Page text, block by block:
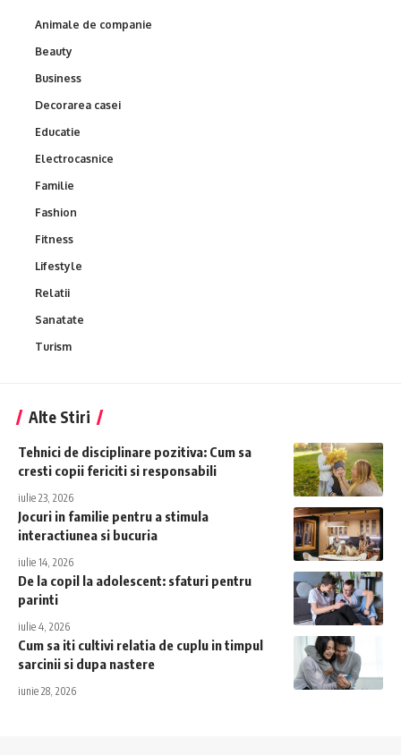
Animale de companie
Beauty
Business
Decorarea casei
Educatie
Electrocasnice
Familie
Fashion
Fitness
Lifestyle
Relatii
Sanatate
Turism
Alte Stiri
Tehnici de disciplinare pozitiva: Cum sa
cresti copii fericiti si responsabili
iulie 23, 2026
Jocuri in familie pentru a stimula
interactiunea si bucuria
iulie 14, 2026
De la copil la adolescent: sfaturi pentru
parinti
iulie 4, 2026
Cum sa iti cultivi relatia de cuplu in timpul
sarcinii si dupa nastere
iunie 28, 2026